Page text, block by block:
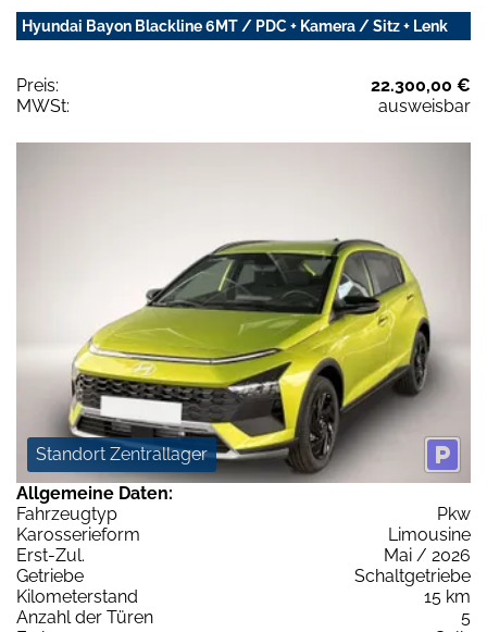
Hyundai Bayon Blackline 6MT / PDC + Kamera / Sitz + Lenk
Preis:
22.300,00 €
MWSt:
ausweisbar
Standort Zentrallager
Allgemeine Daten:
Fahrzeugtyp
Pkw
Karosserieform
Limousine
Erst-Zul.
Mai / 2026
Getriebe
Schaltgetriebe
Kilometerstand
15 km
Anzahl der Türen
5